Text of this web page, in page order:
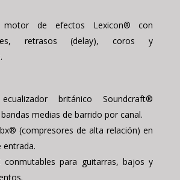
motor de efectos Lexicon® con
retrasos (delay), coros y
británico Soundcraft®
medias de barrido por canal.
(compresores de alta relación) en
entrada.
conmutables para guitarras, bajos y